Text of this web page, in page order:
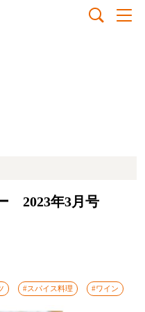
2023年3月号
#スパイス料理 #ワイン